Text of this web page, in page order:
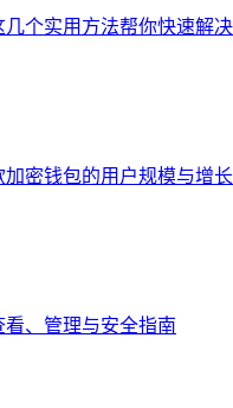
个实用方法帮你快速解决
密钱包的用户规模与增
看、管理与安全指南